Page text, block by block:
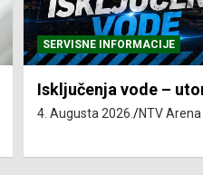
SERVISNE INFORMACIJE
Isključenja vode –
4. Augusta 2026. NTV Arena